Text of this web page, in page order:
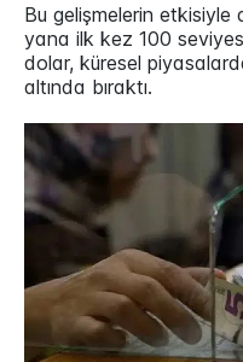
Bu gelişmelerin
yana ilk kez 100
dolar, küresel
altında bıraktı.